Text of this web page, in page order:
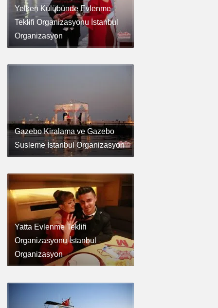
Yelken Kulübünde Evlenme
Teklifi Organizasyonu İstanbul
Organizasyon
Gazebo Kiralama ve Gazebo
Susleme İstanbul Organizasyon
Yatta Evlenme Teklifi
Organizasyonu İstanbul
Organizasyon